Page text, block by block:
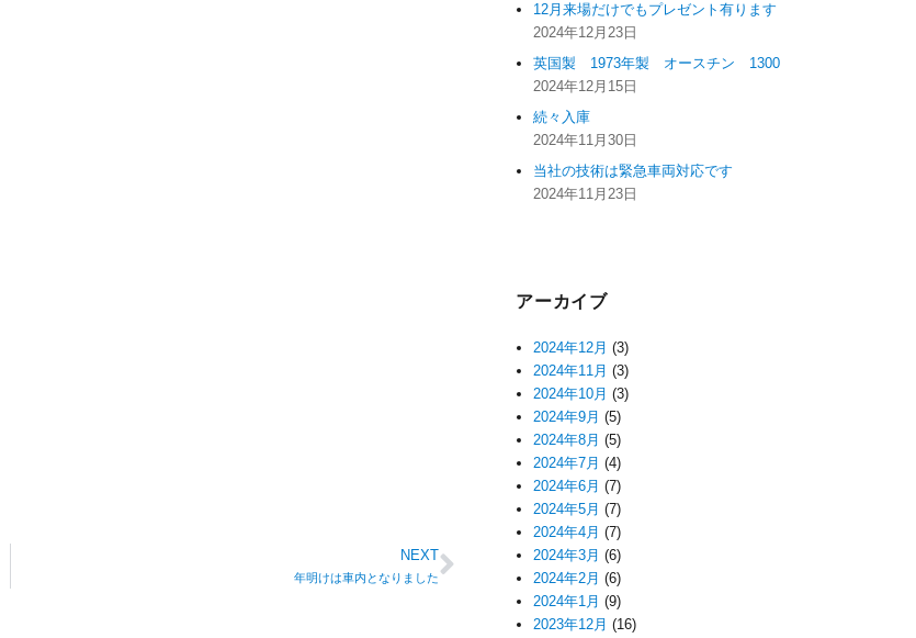
NEXT
年明けは車内となりました
12月来場だけでもプレゼント有ります
2024年12月23日
英国製 1973年製 オースチン 1300
2024年12月15日
続々入庫
2024年11月30日
当社の技術は緊急車両対応です
2024年11月23日
アーカイブ
2024年12月 (3)
2024年11月 (3)
2024年10月 (3)
2024年9月 (5)
2024年8月 (5)
2024年7月 (4)
2024年6月 (7)
2024年5月 (7)
2024年4月 (7)
2024年3月 (6)
2024年2月 (6)
2024年1月 (9)
2023年12月 (16)